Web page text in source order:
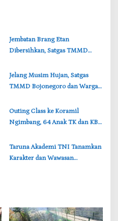
‎Jembatan Brang Etan
Dibersihkan, Satgas TMMD
Royong Warga
‎Jelang Musim Hujan, Satgas
TMMD Bojonegoro dan Warga
‎Outing Class ke Koramil
Ngimbang, 64 Anak TK dan KB
‎Taruna Akademi TNI Tanamkan
Karakter dan Wawasan